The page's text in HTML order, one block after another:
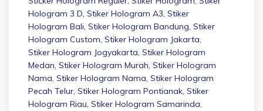
Hologram 3 D, Stiker Hologram A3, Stiker
Hologram Bali, Stiker Hologram Bandung, Stiker
Hologram Custom, Stiker Hologram Jakarta,
Stiker Hologram Jogyakarta, Stiker Hologram
Medan, Stiker Hologram Murah, Stiker Hologram
Nama, Stiker Hologram Nama, Stiker Hologram
Pecah Telur, Stiker Hologram Pontianak, Stiker
Hologram Riau, Stiker Hologram Samarinda,